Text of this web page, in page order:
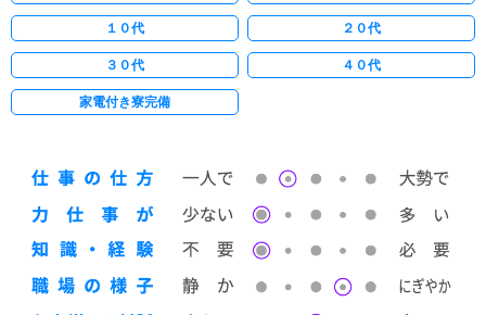
１０代 ２０代
３０代 ４０代
家電付き寮完備